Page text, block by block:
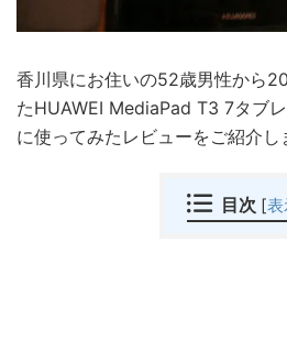
香川県にお住いの52歳男性から
たHUAWEI MediaPad T3 7タブ
に使ってみたレビューをご紹介し
目次 [表